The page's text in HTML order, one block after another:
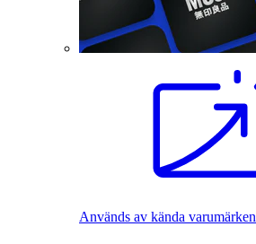
Används av kända varumärken